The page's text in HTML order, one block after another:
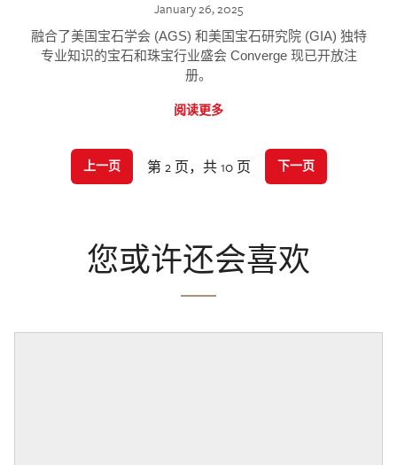
January 26, 2025
融合了美国宝石学会 (AGS) 和美国宝石研究院 (GIA) 独特
专业知识的宝石和珠宝行业盛会 Converge 现已开放注
册。
阅读更多
上一页 第 2 页，共 10 页 下一页
您或许还会喜欢